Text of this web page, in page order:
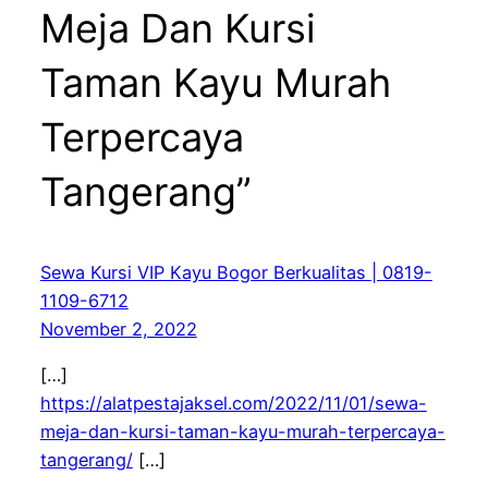
Meja Dan Kursi
Taman Kayu Murah
Terpercaya
Tangerang”
Sewa Kursi VIP Kayu Bogor Berkualitas | 0819-
1109-6712
November 2, 2022
[…]
https://alatpestajaksel.com/2022/11/01/sewa-
meja-dan-kursi-taman-kayu-murah-terpercaya-
tangerang/[…]